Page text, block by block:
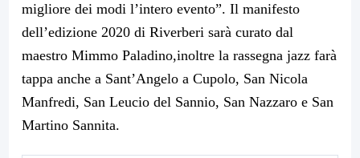
migliore dei modi l’intero evento”. Il manifesto
dell’edizione 2020 di Riverberi sarà curato dal
maestro Mimmo Paladino,inoltre la rassegna jazz farà
tappa anche a Sant’Angelo a Cupolo, San Nicola
Manfredi, San Leucio del Sannio, San Nazzaro e San
Martino Sannita.